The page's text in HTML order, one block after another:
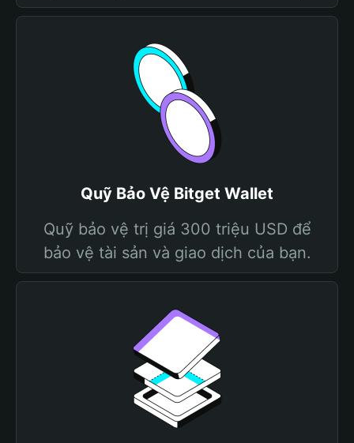
Quỹ Bảo Vệ Bitget Wallet
Quỹ bảo vệ trị giá 300 triệu USD để
bảo vệ tài sản và giao dịch của bạn.